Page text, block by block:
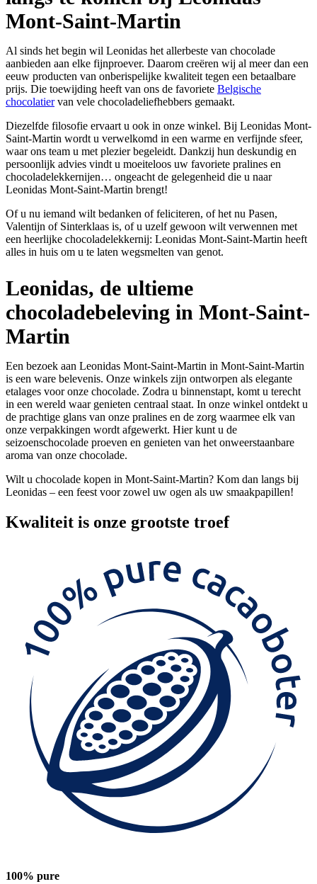
Mont-Saint-Martin
Al sinds het begin wil Leonidas het allerbeste van chocolade
aanbieden aan elke fijnproever. Daarom creëren wij al meer dan een
eeuw producten van onberispelijke kwaliteit tegen een betaalbare
prijs. Die toewijding heeft van ons de favoriete Belgische
chocolatiervan vele chocoladeliefhebbers gemaakt.
Diezelfde filosofie ervaart u ook in onze winkel. Bij Leonidas Mont-
Saint-Martin wordt u verwelkomd in een warme en verfijnde sfeer,
waar ons team u met plezier begeleidt. Dankzij hun deskundig en
persoonlijk advies vindt u moeiteloos uw favoriete pralines en
chocoladelekkernijen… ongeacht de gelegenheid die u naar
Leonidas Mont-Saint-Martin brengt!
Of u nu iemand wilt bedanken of feliciteren, of het nu Pasen,
Valentijn of Sinterklaas is, of u uzelf gewoon wilt verwennen met
een heerlijke chocoladelekkernij: Leonidas Mont-Saint-Martin heeft
alles in huis om u te laten wegsmelten van genot.
Leonidas, de ultieme
chocoladebeleving in Mont-Saint-
Martin
Een bezoek aan Leonidas Mont-Saint-Martin in Mont-Saint-Martin
is een ware belevenis. Onze winkels zijn ontworpen als elegante
etalages voor onze chocolade. Zodra u binnenstapt, komt u terecht
in een wereld waar genieten centraal staat. In onze winkel ontdekt u
de prachtige glans van onze pralines en de zorg waarmee elk van
onze verpakkingen wordt afgewerkt. Hier kunt u de
seizoenschocolade proeven en genieten van het onweerstaanbare
aroma van onze chocolade.
Wilt u chocolade kopen in Mont-Saint-Martin? Kom dan langs bij
Leonidas – een feest voor zowel uw ogen als uw smaakpapillen!
Kwaliteit is onze grootste troef
100% pure